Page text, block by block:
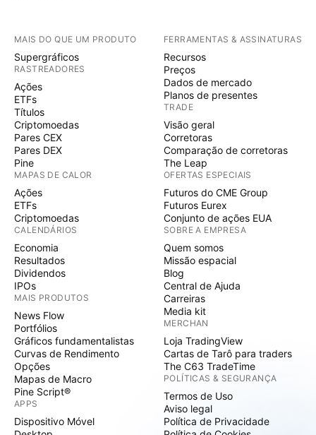
MAIS DO QUE UM PRODUTO
Supergráficos
RASTREADORES
Ações
ETFs
Títulos
Criptomoedas
Pares CEX
Pares DEX
Pine
MAPAS DE CALOR
Ações
ETFs
Criptomoedas
CALENDÁRIOS
Economia
Resultados
Dividendos
IPOs
MAIS PRODUTOS
News Flow
Portfólios
Gráficos fundamentalistas
Curvas de Rendimento
Opções
Mapas de Macro
Pine Script®
APPS
Dispositivo Móvel
FERRAMENTAS & ASSINATURAS
Recursos
Preços
Dados de mercado
Planos de presentes
TRADE
Visão geral
Corretoras
Comparação de corretoras
The Leap
OFERTAS ESPECIAIS
Futuros do CME Group
Futuros Eurex
Conjunto de ações EUA
SOBRE A EMPRESA
Quem somos
Missão espacial
Blog
Central de Ajuda
Carreiras
Media kit
MERCHAN
Loja TradingView
Cartas de Tarô para traders
The C63 TradeTime
POLÍTICAS & SEGURANÇA
Termos de Uso
Aviso legal
Política de Privacidade